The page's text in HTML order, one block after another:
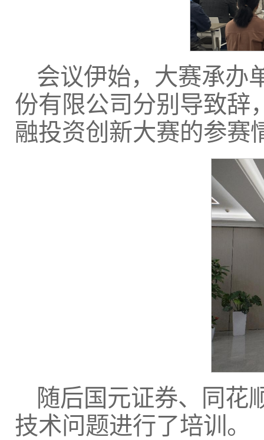
会议伊始，大赛承办
份有限公司分别导致辞
融投资创新大赛的参赛
随后国元证券、同花
技术问题进行了培训。